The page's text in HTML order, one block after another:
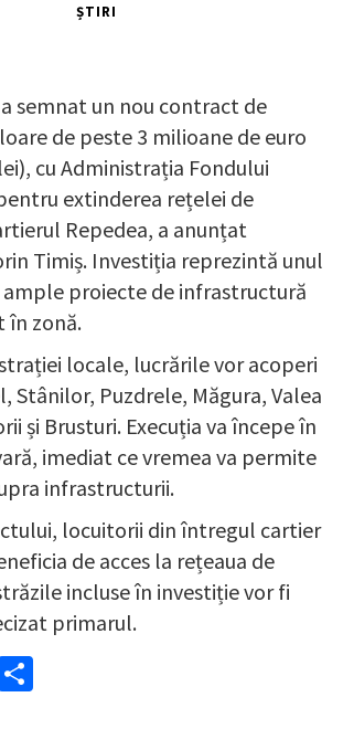
ȘTIRI
semnat un nou contract de
de peste 3 milioane de euro
cu Administrația Fondului
extinderea rețelei de
Repedea, a anunțat
Timiș. Investiția reprezintă unul
proiecte de infrastructură
în zonă.
locale, lucrările vor acoperi
Stânilor, Puzdrele, Măgura, Valea
și Brusturi. Execuția va începe în
imediat ce vremea va permite
infrastructurii.
locuitorii din întregul cartier
de acces la rețeaua de
incluse în investiție vor fi
primarul.